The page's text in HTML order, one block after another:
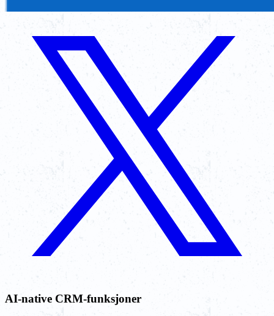
AI-native CRM-funksjoner